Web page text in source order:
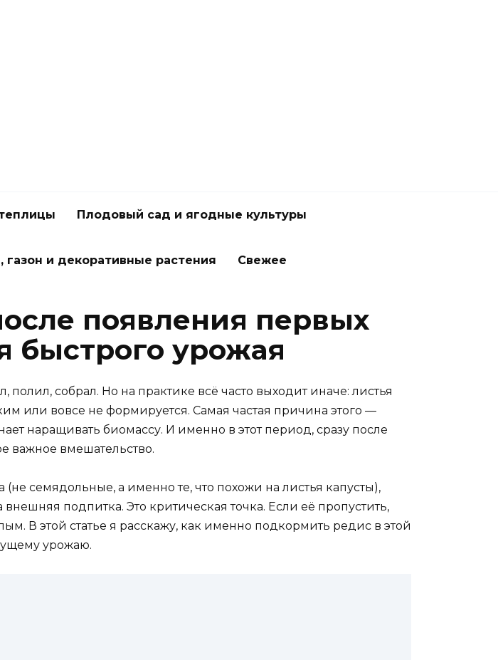
Плодовый сад и ягодные культуры
газон и декоративные растения Свежее
появления первых
быстрого урожая
собрал. Но на практике всё часто выходит иначе: листья
или вовсе не формируется. Самая частая причина этого —
наращивать биомассу. И именно в этот период, сразу после
важное вмешательство.
семядольные, а именно те, что похожи на листья капусты),
подпитка. Это критическая точка. Если её пропустить,
В этой статье я расскажу, как именно подкормить редис в этой
урожаю.